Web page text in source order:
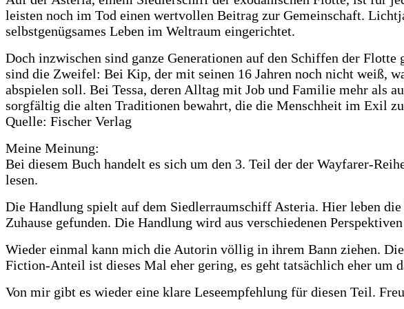
leisten noch im Tod einen wertvollen Beitrag zur Gemeinschaft.
selbstgenügsames Leben im Weltraum eingerichtet.
Doch inzwischen sind ganze Generationen auf den Schiffen der
sind die Zweifel: Bei Kip, der mit seinen 16 Jahren noch nicht weiß,
abspielen soll. Bei Tessa, deren Alltag mit Job und Familie mehr als
sorgfältig die alten Traditionen bewahrt, die die Menschheit im Exil
Quelle: Fischer Verlag
Meine Meinung:
Bei diesem Buch handelt es sich um den 3. Teil der der Wayfarer-
lesen.
Die Handlung spielt auf dem Siedlerraumschiff Asteria. Hier leben
Zuhause gefunden. Die Handlung wird aus verschiedenen
Wieder einmal kann mich die Autorin völlig in ihrem Bann ziehen.
Fiction-Anteil ist dieses Mal eher gering, es geht tatsächlich eher um
Von mir gibt es wieder eine klare Leseempfehlung für diesen Teil.